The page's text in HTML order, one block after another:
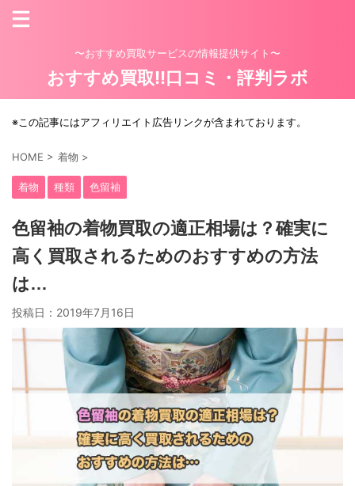
〜おすすめ買取サービスの情報提供サイト〜
おすすめ買取!!口コミ・評判ラボ
※この記事にはアフィリエイト広告リンクが含まれております。
HOME > 着物 >
着物 種類 色留袖
色留袖の着物買取の適正相場は？確実に
高く買取されるためのおすすめの方法
は…
投稿日： 2019年7月16日